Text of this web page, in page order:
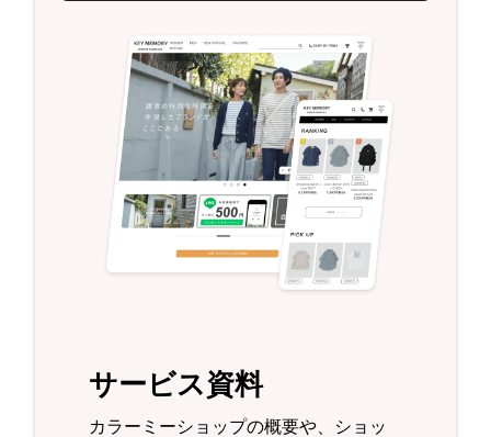
サービス資料
カラーミーショップの概要や、ショッ